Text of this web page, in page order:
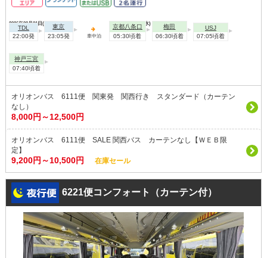
2026年09月01日(火)
TDL
22:00発
東京
23:05発
車中泊
2026年09月02日(水)
京都八条口
05:30頃着
梅田
06:30頃着
USJ
07:05頃着
神戸三宮
07:40頃着
オリオンバス 6111便 関東発 関西行き スタンダード（カーテン
なし）
8,000円～12,500円
オリオンバス 6111便 SALE 関西バス カーテンなし【ＷＥＢ限
定】
9,200円～10,500円 在庫セール
6221便コンフォート（カーテン付）